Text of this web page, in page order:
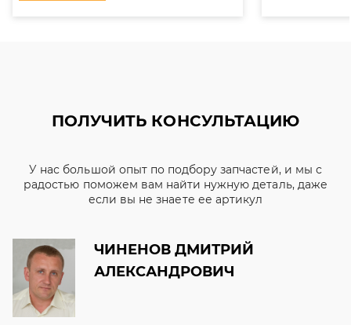
ПОЛУЧИТЬ КОНСУЛЬТАЦИЮ
У нас большой опыт по подбору запчастей, и мы с
радостью поможем вам найти нужную деталь, даже
если вы не знаете ее артикул
ЧИНЕНОВ ДМИТРИЙ
АЛЕКСАНДРОВИЧ